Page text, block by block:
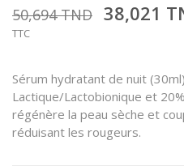
50,694 TND 38,021
TTC
Sérum hydratant de nuit
Lactique/Lactobionique et
régénère la peau sèche et
réduisant les rougeurs.